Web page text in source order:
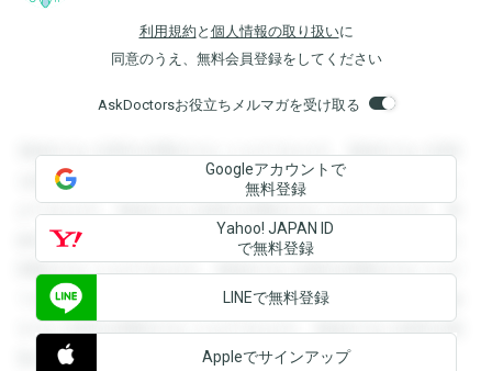
利用規約 と 個人情報の取り扱いに
同意のうえ、無料会員登録をしてください
AskDoctorsお役立ちメルマガを受け取る
登録すると回答を閲覧することができます。登録すると回答
を閲覧することができます。登録すると回答を閲覧すること
ができます。登録すると回答を閲覧することができます。登
録すると回答を閲覧することができます。登録すると回答を
閲覧することができます。登録すると回答を閲覧することが
できます。登録すると回答を閲覧することができます。登録
すると回答を閲覧することができます。登録すると回答を閲
覧することができます。
Googleアカウントで
無料登録
Yahoo! JAPAN ID
で無料登録
LINEで無料登録
Appleでサインアップ